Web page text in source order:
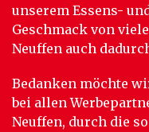
unserem Essens-
Geschmack von
Neuffen auch
Bedanken möchte
bei allen
Neuffen, durch die